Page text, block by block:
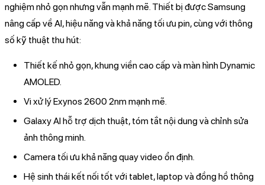
nghiệm nhỏ gọn nhưng vẫn mạnh mẽ. Thiết bị được Samsung
nâng cấp về AI, hiệu năng và khả năng tối ưu pin, cùng với thông
số kỹ thuật thu hút:
Thiết kế nhỏ gọn, khung viền cao cấp và màn hình Dynamic
AMOLED.
Vi xử lý Exynos 2600 2nm mạnh mẽ.
Galaxy AI hỗ trợ dịch thuật, tóm tắt nội dung và chỉnh sửa
ảnh thông minh.
Camera tối ưu khả năng quay video ổn định.
Hệ sinh thái kết nối tốt với tablet, laptop và đồng hồ thông